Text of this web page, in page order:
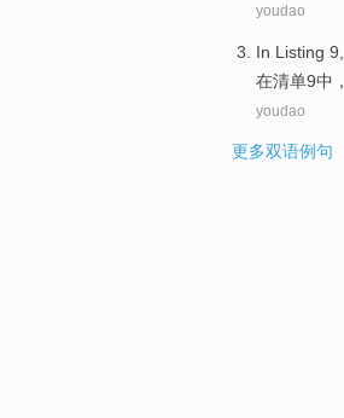
youdao
In Listing 9
在清单9中，
youdao
更多双语例句